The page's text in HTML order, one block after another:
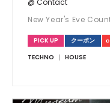
@ Contact
New Year's Eve
PICK UP
クーポン
TECHNO
HOUSE